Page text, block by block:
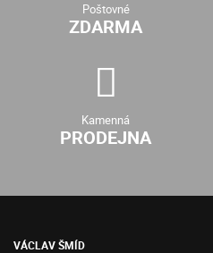
Poštovné
ZDARMA
Kamenná
PRODEJNA
VÁCLAV ŠMÍD